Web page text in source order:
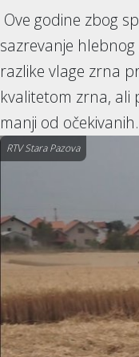
Ove godine zbog
sazrevanje
razlike vlage zrna
kvalitetom zrna, ali
manji od očekivanih.
RTV Stara Pazova